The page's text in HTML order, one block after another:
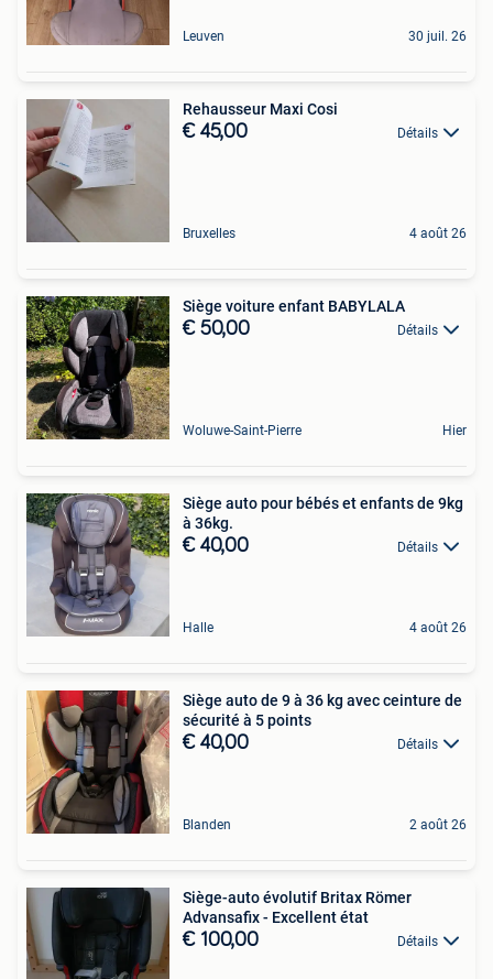
Leuven 30 juil. 26
Rehausseur Maxi Cosi
€ 45,00 Détails
Bruxelles 4 août 26
Siège voiture enfant BABYLALA
€ 50,00 Détails
Woluwe-Saint-Pierre Hier
Siège auto pour bébés et enfants de 9kg
à 36kg.
€ 40,00 Détails
Halle 4 août 26
Siège auto de 9 à 36 kg avec ceinture de
sécurité à 5 points
€ 40,00 Détails
Blanden 2 août 26
Siège-auto évolutif Britax Römer
Advansafix - Excellent état
€ 100,00 Détails